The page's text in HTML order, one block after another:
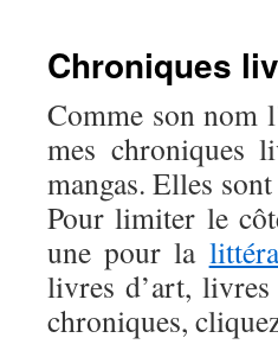
Chroniques
Comme son nom
mes chroniques
mangas. Elles
Pour limiter le
une pour la
livres d’art, livres
chroniques,